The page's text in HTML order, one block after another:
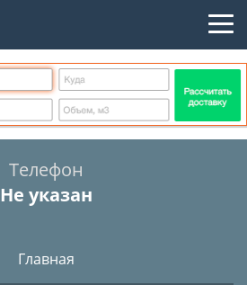
Телефон
Не указан
Главная